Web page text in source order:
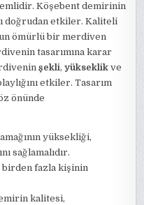
Köşebent demirinin
doğrudan etkiler. Kaliteli
ömürlü bir merdiven
tasarımına karar
şekli,yükseklik ve
etkiler. Tasarım
önünde
yüksekliği,
sağlamalıdır.
fazla kişinin
kalitesi,